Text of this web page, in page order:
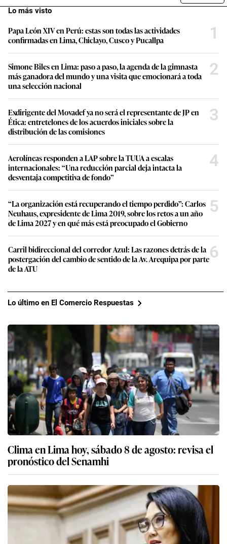
Lo más visto
Papa León XIV en Perú: estas son todas las actividades
confirmadas en Lima, Chiclayo, Cusco y Pucallpa
1
Simone Biles en Lima: paso a paso, la agenda de la gimnasta
más ganadora del mundo y una visita que emocionará a toda
una selección nacional
2
Exdirigente del Movadef ya no será el representante de JP en
Ética: entretelones de los acuerdos iniciales sobre la
distribución de las comisiones
3
Aerolíneas responden a LAP sobre la TUUA a escalas
internacionales: “Una reducción parcial deja intacta la
desventaja competitiva de fondo”
4
“La organización está recuperando el tiempo perdido”: Carlos
Neuhaus, expresidente de Lima 2019, sobre los retos a un año
de Lima 2027 y en qué más está preocupado el Gobierno
5
Carril bidireccional del corredor Azul: Las razones detrás de la
postergación del cambio de sentido de la Av. Arequipa por parte
de la ATU
6
Lo último en El Comercio Respuestas
Clima en Lima hoy, sábado 8 de agosto: revisa el
pronóstico del Senamhi